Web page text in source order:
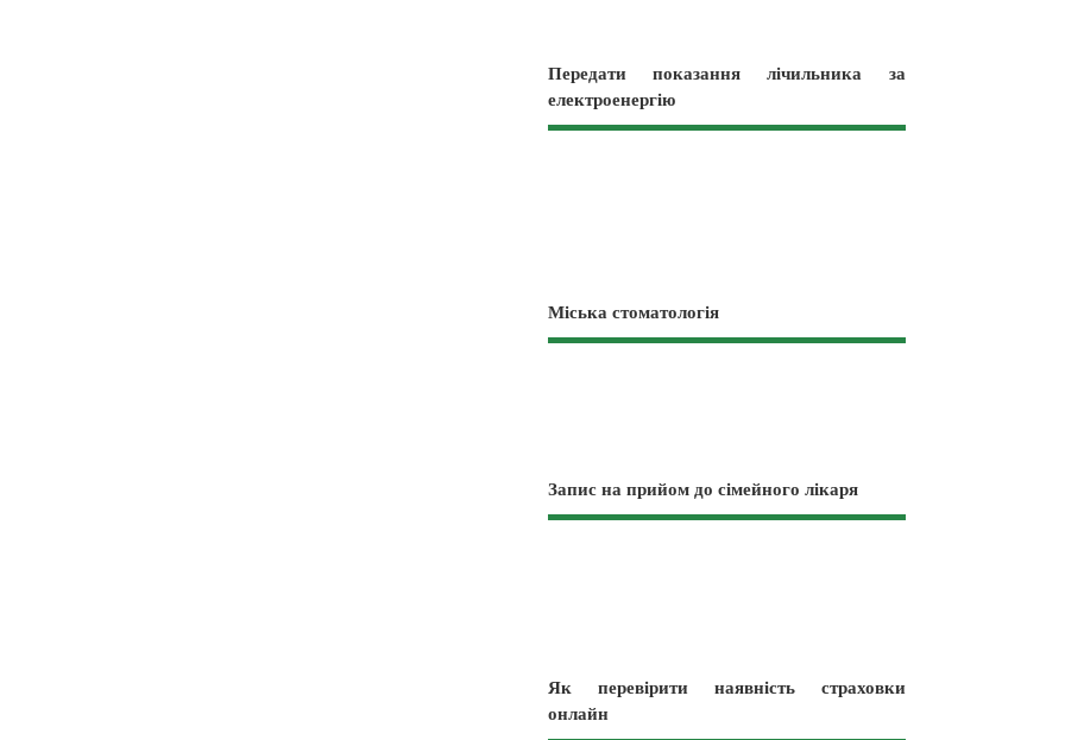
Передати показання лічильника за
електроенергію
Міська стоматологія
Запис на прийом до сімейного лікаря
Як перевірити наявність страховки
онлайн